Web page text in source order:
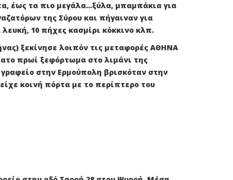
έως τα πιο μεγάλα...ξύλα, μπαμπάκια για
της Σύρου και πήγαιναν για
10 πήχες κασμίρι κόκκινο κλπ.
ξεκίνησε λοιπόν τις μεταφορές ΑΘΗΝΑ
πρωί ξεφόρτωμα στο λιμάνι της
στην Ερμούπολη βρισκόταν στην
κοινή πόρτα με το περίπτερο του